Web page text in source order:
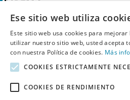
Utilizado
Ese sitio web utiliza
Este sitio web usa cookies para
utilizar nuestro sitio web, usted acepta
con nuestra Política de cookies. Más
COOKIES ESTRICTAMENTE
COOKIES DE RENDIMIENTO